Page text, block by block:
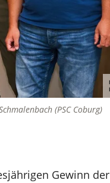
(PSC Coburg)
Gewinn der